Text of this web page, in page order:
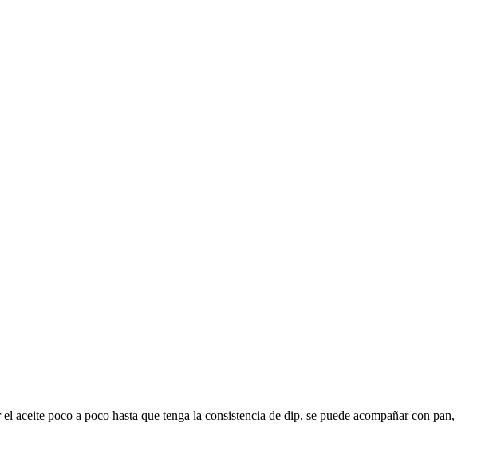
poco a poco hasta que tenga la consistencia de dip, se puede acompañar con pan,